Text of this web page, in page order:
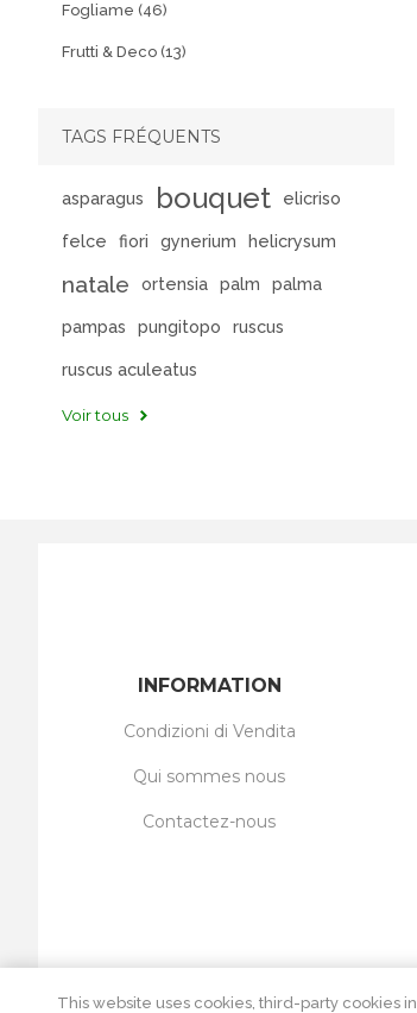
Fogliame (46)
Frutti & Deco (13)
TAGS FRÉQUENTS
asparagus bouquet elicriso
felce fiori gynerium helicrysum
natale ortensia palm palma
pampas pungitopo ruscus
ruscus aculeatus
Voir tous
INFORMATION
Condizioni di Vendita
Qui sommes nous
Contactez-nous
This website uses cookies, third-party cookies